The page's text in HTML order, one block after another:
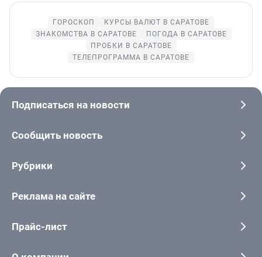
ГОРОСКОП
КУРСЫ ВАЛЮТ В САРАТОВЕ
ЗНАКОМСТВА В САРАТОВЕ
ПОГОДА В САРАТОВЕ
ПРОБКИ В САРАТОВЕ
ТЕЛЕПРОГРАММА В САРАТОВЕ
Подписаться на новости
Сообщить новость
Рубрики
Реклама на сайте
Прайс-лист